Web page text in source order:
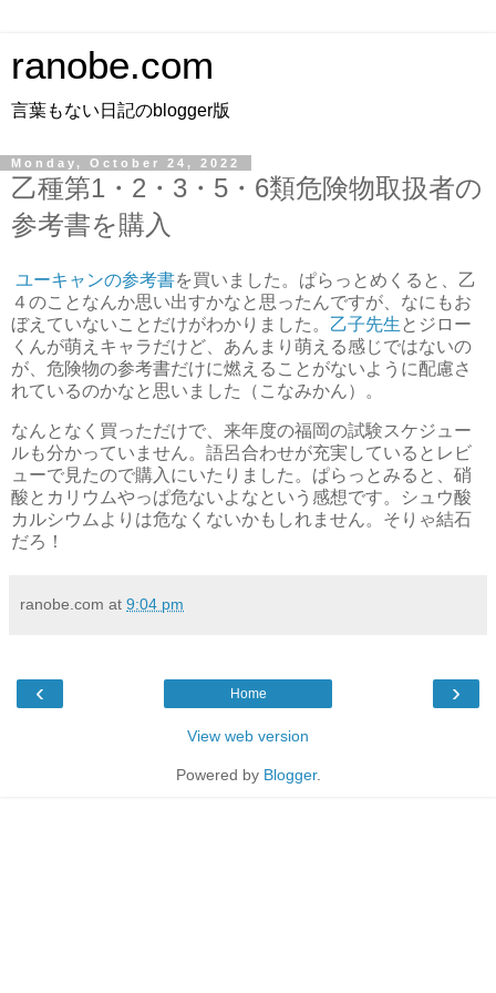
ranobe.com
言葉もない日記のblogger版
Monday, October 24, 2022
乙種第1・2・3・5・6類危険物取扱者の
参考書を購入
ユーキャンの参考書を買いました。ぱらっとめくると、乙
４のことなんか思い出すかなと思ったんですが、なにもお
ぼえていないことだけがわかりました。 乙子先生 とジロー
くんが萌えキャラだけど、あんまり萌える感じではないの
が、危険物の参考書だけに燃えることがないように配慮さ
れているのかなと思いました（こなみかん）。
なんとなく買っただけで、来年度の福岡の試験スケジュー
ルも分かっていません。語呂合わせが充実しているとレビ
ューで見たので購入にいたりました。ぱらっとみると、硝
酸とカリウムやっぱ危ないよなという感想です。シュウ酸
カルシウムよりは危なくないかもしれません。そりゃ結石
だろ！
ranobe.com at 9:04 pm
‹ ›
Home
View web version
Powered by Blogger.